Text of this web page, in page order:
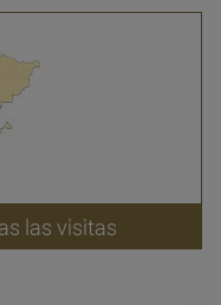
las visitas